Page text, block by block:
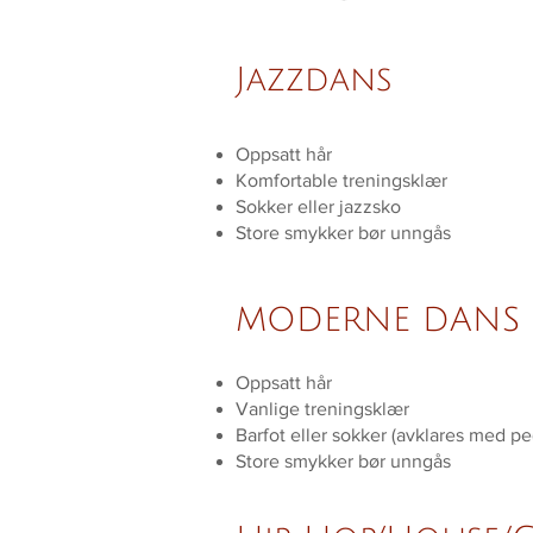
Jazzdans
Oppsatt hår
Komfortable treningsklær
Sokker eller jazzsko
Store smykker bør unngås
MODERNE DANS
Oppsatt hår
Vanlige treningsklær
Barfot eller sokker (avklares med
Store smykker bør unngås